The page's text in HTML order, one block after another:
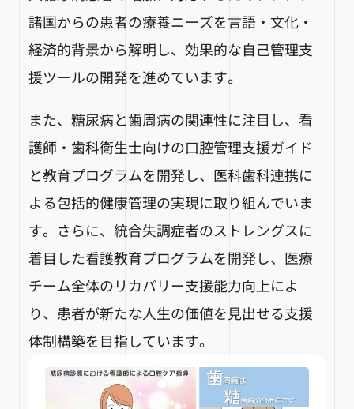
諸国からの患者の療養ニーズを言語・文化・
経済的背景から解明し、効果的な自己管理支
援ツールの開発を進めています。
また、糖尿病と歯周病の関連性に注目し、看
護師・歯科衛生士向けの口腔管理支援ガイド
と教育プログラムを開発し、医科歯科連携に
よる包括的健康管理の実現に取り組んでいま
す。さらに、統合失調症者のストレングスに
着目した看護教育プログラムを開発し、医療
チーム全体のリカバリー支援能力向上によ
り、患者が新たな人生の価値を見出せる支援
体制構築を目指しています。